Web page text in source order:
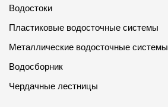
Водостоки
Пластиковые водосточные системы
Металлические водосточные системы
Водосборник
Чердачные лестницы